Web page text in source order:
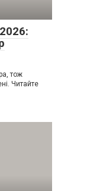
тож
Читайте